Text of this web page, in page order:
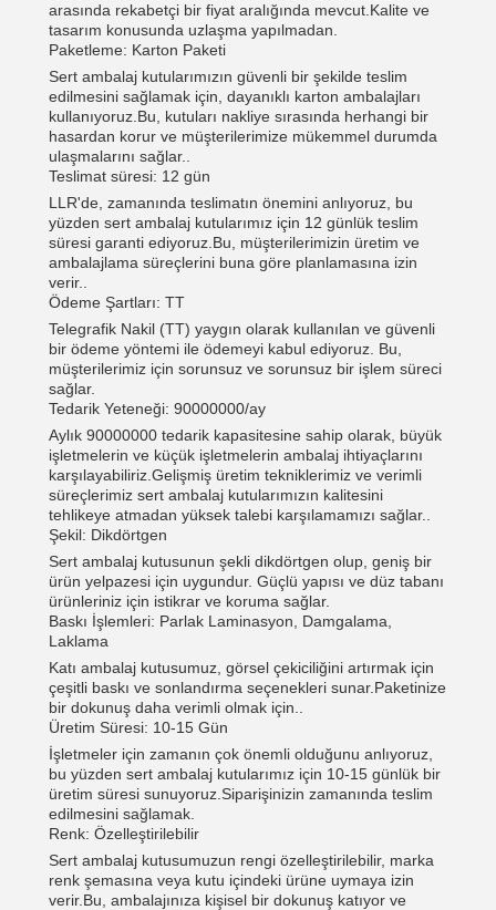
Mesaj bırakın
Sizi yakında arayacağız!
Sunmak
arasında rekabetçi bir fiyat aralığında mevcut.Kalite ve
tasarım konusunda uzlaşma yapılmadan.
Paketleme: Karton Paketi
Sert ambalaj kutularımızın güvenli bir şekilde teslim
edilmesini sağlamak için, dayanıklı karton ambalajları
kullanıyoruz.Bu, kutuları nakliye sırasında herhangi bir
hasardan korur ve müşterilerimize mükemmel durumda
ulaşmalarını sağlar..
Teslimat süresi: 12 gün
LLR'de, zamanında teslimatın önemini anlıyoruz, bu
yüzden sert ambalaj kutularımız için 12 günlük teslim
süresi garanti ediyoruz.Bu, müşterilerimizin üretim ve
ambalajlama süreçlerini buna göre planlamasına izin
verir..
Ödeme Şartları: TT
Telegrafik Nakil (TT) yaygın olarak kullanılan ve güvenli
bir ödeme yöntemi ile ödemeyi kabul ediyoruz. Bu,
müşterilerimiz için sorunsuz ve sorunsuz bir işlem süreci
sağlar.
Tedarik Yeteneği: 90000000/ay
Aylık 90000000 tedarik kapasitesine sahip olarak, büyük
işletmelerin ve küçük işletmelerin ambalaj ihtiyaçlarını
karşılayabiliriz.Gelişmiş üretim tekniklerimiz ve verimli
süreçlerimiz sert ambalaj kutularımızın kalitesini
tehlikeye atmadan yüksek talebi karşılamamızı sağlar..
Şekil: Dikdörtgen
Sert ambalaj kutusunun şekli dikdörtgen olup, geniş bir
ürün yelpazesi için uygundur. Güçlü yapısı ve düz tabanı
ürünleriniz için istikrar ve koruma sağlar.
Baskı İşlemleri: Parlak Laminasyon, Damgalama,
Laklama
Katı ambalaj kutusumuz, görsel çekiciliğini artırmak için
çeşitli baskı ve sonlandırma seçenekleri sunar.Paketinize
bir dokunuş daha verimli olmak için..
Üretim Süresi: 10-15 Gün
İşletmeler için zamanın çok önemli olduğunu anlıyoruz,
bu yüzden sert ambalaj kutularımız için 10-15 günlük bir
üretim süresi sunuyoruz.Siparişinizin zamanında teslim
edilmesini sağlamak.
Renk: Özelleştirilebilir
Sert ambalaj kutusumuzun rengi özelleştirilebilir, marka
renk şemasına veya kutu içindeki ürüne uymaya izin
verir.Bu, ambalajınıza kişisel bir dokunuş katıyor ve